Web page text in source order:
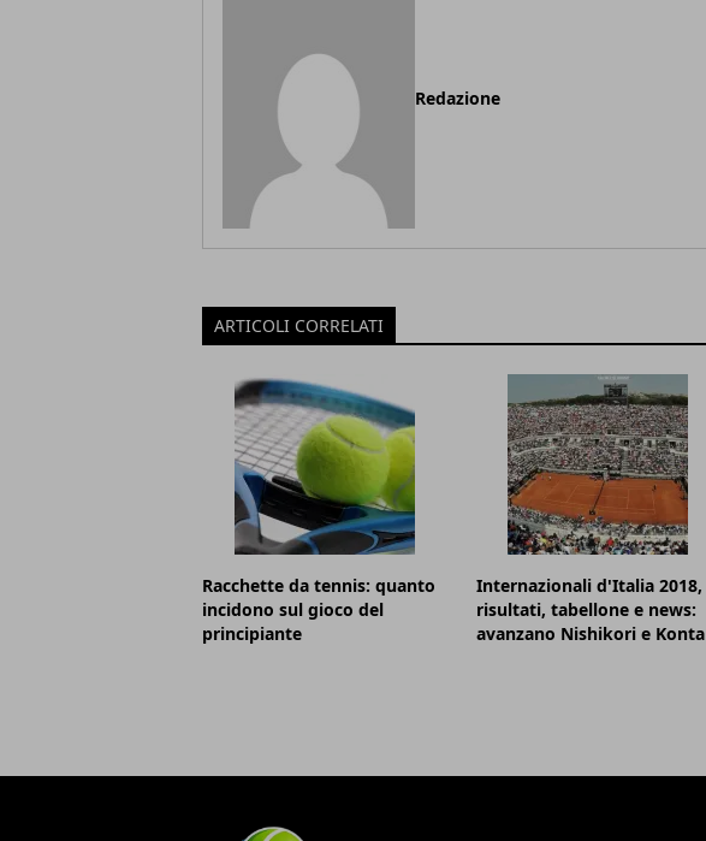
Redazione
ARTICOLI CORRELATI
Racchette da tennis: quanto
incidono sul gioco del
principiante
Internazionali d'Italia 2018,
risultati, tabellone e news:
avanzano Nishikori e Konta